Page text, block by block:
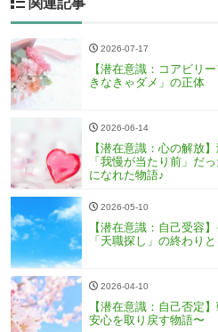
関連記事
2026-07-17
【潜在意識：コアビリ
きなきゃダメ」の正体
2026-06-14
【潜在意識：心の解放
「我慢が当たり前」だ
になれた物語♪
2026-05-10
【潜在意識：自己受容
「天職探し」の終わり
2026-04-10
【潜在意識：自己否定
安心を取り戻す物語〜